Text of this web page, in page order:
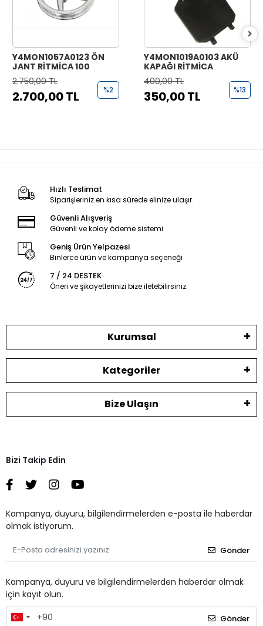
Y4MON1057A0123 ÖN
JANT RİTMİCA 100
2.750,00 TL
2.700,00 TL %2
Y4MON1019A0103 AKÜ
KAPAĞI RİTMİCA
400,00 TL
350,00 TL %13
Hızlı Teslimat
Siparişleriniz en kısa sürede elinize ulaşır.
Güvenli Alışveriş
Güvenli ve kolay ödeme sistemi
Geniş Ürün Yelpazesi
Binlerce ürün ve kampanya seçeneği
7 / 24 DESTEK
Öneri ve şikayetlerinizi bize iletebilirsiniz.
Kurumsal
Kategoriler
Bize Ulaşın
Bizi Takip Edin
Kampanya, duyuru, bilgilendirmelerden e-posta ile haberdar
olmak istiyorum.
Gönder
Kampanya, duyuru ve bilgilendirmelerden haberdar olmak
için kayıt olun.
Gönder